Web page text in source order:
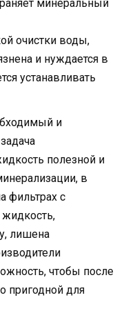
минеральный
очистки воды,
и нуждается в
устанавливать
и
полезной и
в
фильтрах с
лишена
чтобы после
пригодной для